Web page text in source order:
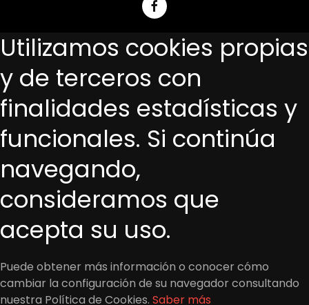
Utilizamos cookies propias
y de terceros con
finalidades estadísticas y
funcionales. Si continúa
navegando,
consideramos que
acepta su uso.
Puede obtener más información o conocer cómo
cambiar la configuración de su navegador consultando
nuestra Política de Cookies. Saber más